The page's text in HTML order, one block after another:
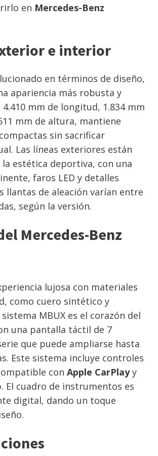
en Mercedes-Benz
e interior
en términos de diseño,
apariencia más robusta y
4.410 mm de longitud, 1.834 mm
mm de altura, mantiene
sin sacrificar
Las líneas exteriores están
la estética deportiva, con una
faros LED y detalles
llantas de aleación varían entre
según la versión.
Mercedes-Benz
lujosa con materiales
como cuero sintético y
MBUX es el corazón del
una pantalla táctil de 7
que puede ampliarse hasta
Este sistema incluye controles
con Apple CarPlayy
. El cuadro de instrumentos es
digital, dando un toque